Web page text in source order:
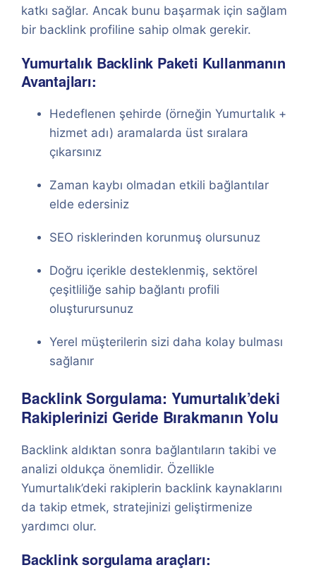
katkı sağlar. Ancak bunu başarmak için sağlam
bir backlink profiline sahip olmak gerekir.
Yumurtalık Backlink Paketi Kullanmanın
Avantajları:
Hedeflenen şehirde (örneğin Yumurtalık +
hizmet adı) aramalarda üst sıralara
çıkarsınız
Zaman kaybı olmadan etkili bağlantılar
elde edersiniz
SEO risklerinden korunmuş olursunuz
Doğru içerikle desteklenmiş, sektörel
çeşitliliğe sahip bağlantı profili
oluşturursunuz
Yerel müşterilerin sizi daha kolay bulması
sağlanır
Backlink Sorgulama: Yumurtalık’deki
Rakiplerinizi Geride Bırakmanın Yolu
Backlink aldıktan sonra bağlantıların takibi ve
analizi oldukça önemlidir. Özellikle
Yumurtalık’deki rakiplerin backlink kaynaklarını
da takip etmek, stratejinizi geliştirmenize
yardımcı olur.
Backlink sorgulama araçları: